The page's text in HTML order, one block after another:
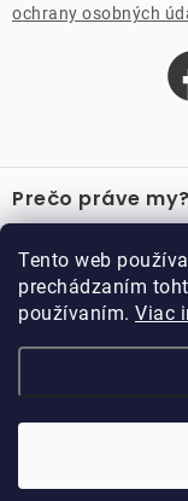
Tento web
prechádzaním
používaním. Viac
ochrany osobných
á
p
ä
Prečo práve my?
Recenzie
Akcie
Důležité odkazy
Velkoobchod
Vzorková prodejna
Kariéra
O nákupe
Obchodné
Podmienky
Kolekcia
Doppler CZ spol.
Trhové Sviny